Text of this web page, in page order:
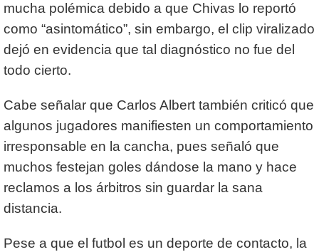
mucha polémica debido a que Chivas lo reportó
como “asintomático”, sin embargo, el clip viralizado
dejó en evidencia que tal diagnóstico no fue del
todo cierto.
Cabe señalar que Carlos Albert también criticó que
algunos jugadores manifiesten un comportamiento
irresponsable en la cancha, pues señaló que
muchos festejan goles dándose la mano y hace
reclamos a los árbitros sin guardar la sana
distancia.
Pese a que el futbol es un deporte de contacto, la